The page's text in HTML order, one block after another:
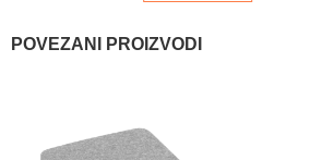
POVEZANI PROIZVODI